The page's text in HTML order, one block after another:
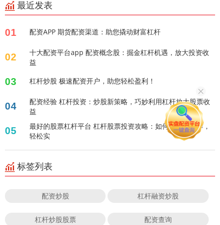
最近发表
01 配资APP 期货配资渠道：助您撬动财富杠杆
02
十大配资平台app 配资概念股：掘金杠杆机遇，放大投资收
益
03 杠杆炒股 极速配资开户，助您轻松盈利！
04
配资经验 杠杆投资：炒股新策略，巧妙利用杠杆放大股票收
益
05
最好的股票杠杆平台 杠杆股票投资攻略：如何购买与操作，
轻松实
标签列表
配资炒股 杠杆融资炒股
杠杆炒股股票 配资查询